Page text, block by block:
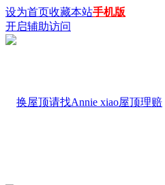
设为首页收藏本站手机版
开启辅助访问